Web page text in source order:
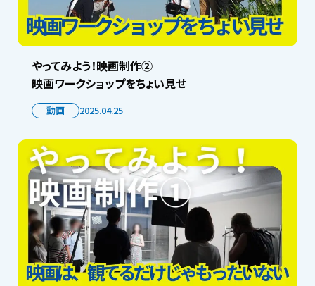
やってみよう！映画制作②
映画ワークショップをちょい見せ
動画 2025.04.25